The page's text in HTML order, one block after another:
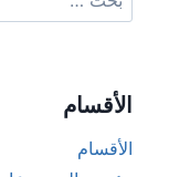
عن:
الأقسام
الأقسام